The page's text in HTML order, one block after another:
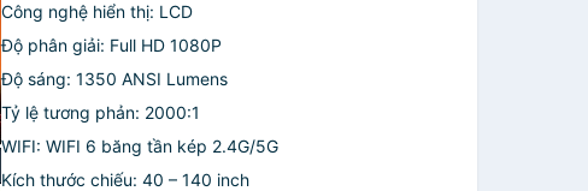
Công nghệ hiển thị: LCD
Độ phân giải: Full HD 1080P
Độ sáng: 1350 ANSI Lumens
Tỷ lệ tương phản: 2000:1
WIFI: WIFI 6 băng tần kép 2.4G/5G
Kích thước chiếu: 40 – 140 inch